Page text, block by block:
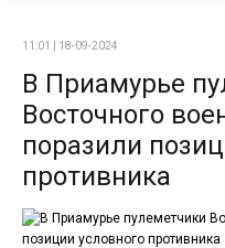
11:01 | 18-09-2024
В Приамурье
Восточного
поразили
противника